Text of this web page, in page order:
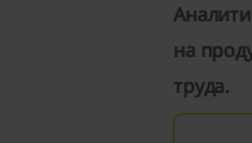
на
труда.